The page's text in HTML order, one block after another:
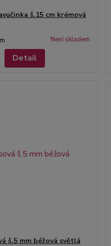
š.15 cm krémová
Není skladem
Detail
š.5 mm béžová světlá